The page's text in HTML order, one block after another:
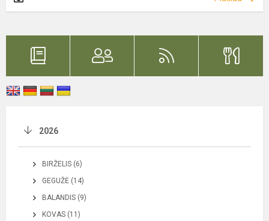
2026
BIRŽELIS (6)
GEGUŽĖ (14)
BALANDIS (9)
KOVAS (11)